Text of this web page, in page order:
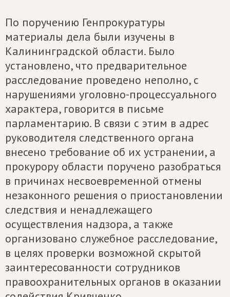
По поручению Генпрокуратуры
материалы дела были изучены в
Калининградской области. Было
установлено, что предварительное
расследование проведено неполно, с
нарушениями уголовно-процессуального
характера, говорится в письме
парламентарию. В связи с этим в адрес
руководителя следственного органа
внесено требование об их устранении, а
прокурору области поручено разобраться
в причинах несвоевременной отмены
незаконного решения о приостановлении
следствия и ненадлежащего
осуществления надзора, а также
организовано служебное расследование,
в целях проверки возможной скрытой
заинтересованности сотрудников
правоохранительных органов в оказании